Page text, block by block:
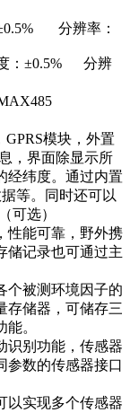
分辨率：
：±0.5% 分辨
模块，外置
，界面除显示所
经纬度。通过内置
等。同时还可以
可选）
能可靠，野外携
储记录也可通过主
被测环境因子的
存储器，可储存三
。
别功能，传感器
参数的传感器接口
实现多个传感器